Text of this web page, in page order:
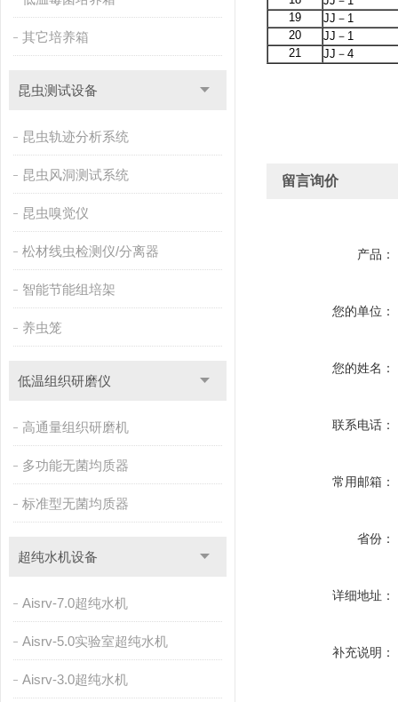
其它培养箱
昆虫测试设备
昆虫轨迹分析系统
昆虫风洞测试系统
昆虫嗅觉仪
松材线虫检测仪/分离器
智能节能组培架
养虫笼
低温组织研磨仪
高通量组织研磨机
多功能无菌均质器
标准型无菌均质器
超纯水机设备
Aisrv-7.0超纯水机
Aisrv-5.0实验室超纯水机
Aisrv-3.0超纯水机
19
JJ－1
20
JJ－1
21
JJ－4
留言询价
产品：
您的单位：
您的姓名：
联系电话：
常用邮箱：
省份：
详细地址：
补充说明：